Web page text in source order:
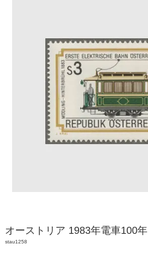
オーストリア 1983年電車100年
stau1258